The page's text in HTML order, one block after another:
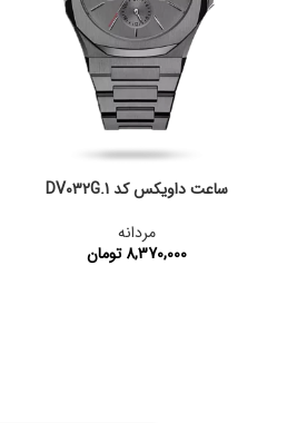
ساعت داویکس کد DV032G.1
مردانه
8,370,000 تومان